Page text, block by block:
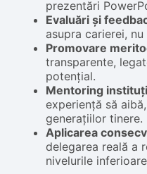
prezentări
Evaluări și
asupra carierei,
Promovare
transparente,
potențial.
Mentoring
experiență să
generațiilor tinere.
Aplicarea
delegarea reală a
nivelurile